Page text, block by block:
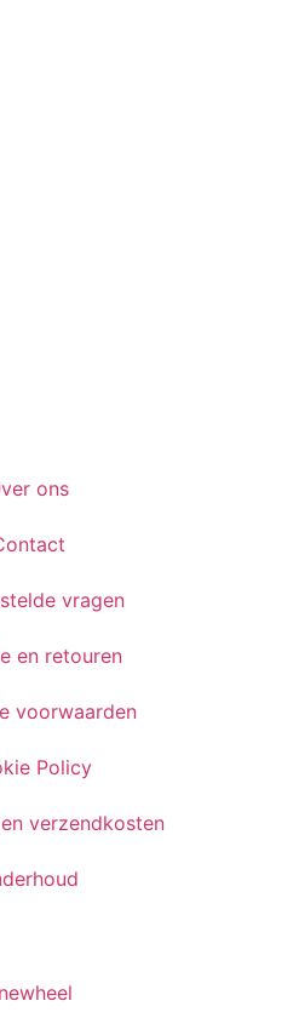
ons
vragen
en retouren
voorwaarden
Policy
verzendkosten